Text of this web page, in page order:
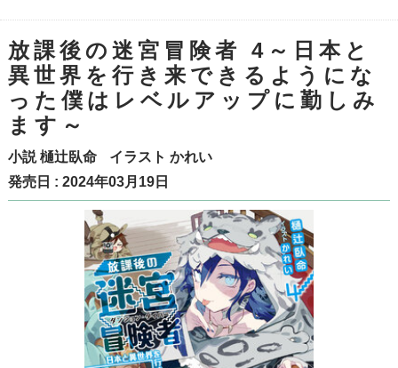
放課後の迷宮冒険者 4～日本と
異世界を行き来できるようにな
った僕はレベルアップに勤しみ
ます～
小説樋辻臥命 イラスト かれい
発売日 : 2024年03月19日